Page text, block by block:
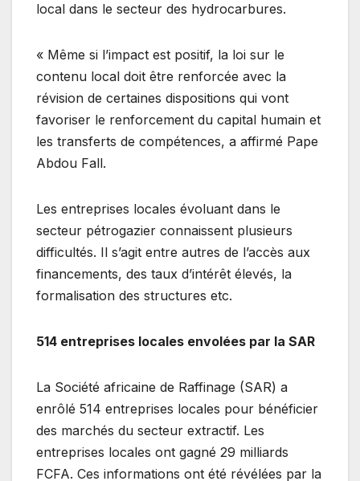
local dans le secteur des hydrocarbures.
« Même si l’impact est positif, la loi sur le
contenu local doit être renforcée avec la
révision de certaines dispositions qui vont
favoriser le renforcement du capital humain et
les transferts de compétences, a affirmé Pape
Abdou Fall.
Les entreprises locales évoluant dans le
secteur pétrogazier connaissent plusieurs
difficultés. Il s’agit entre autres de l’accès aux
financements, des taux d’intérêt élevés, la
formalisation des structures etc.
514 entreprises locales envolées par la SAR
La Société africaine de Raffinage (SAR) a
enrôlé 514 entreprises locales pour bénéficier
des marchés du secteur extractif. Les
entreprises locales ont gagné 29 milliards
FCFA. Ces informations ont été révélées par la